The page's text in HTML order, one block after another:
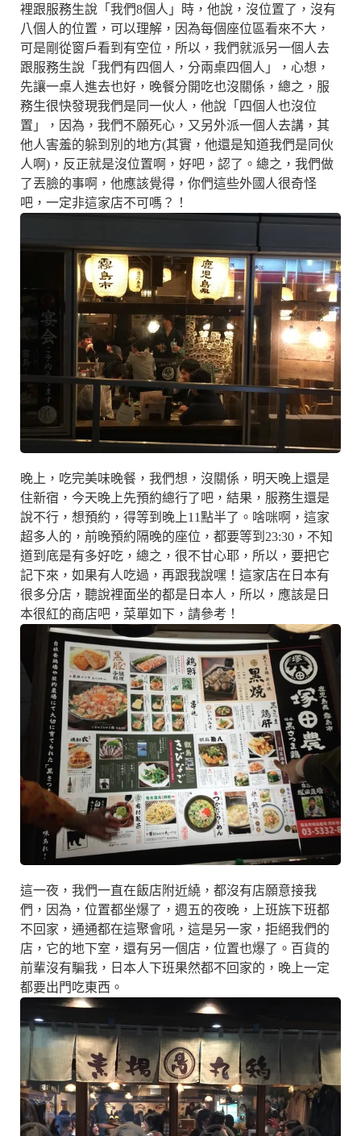
裡跟服務生說「我們8個人」時，他說，沒位置了，沒有
八個人的位置，可以理解，因為每個座位區看來不大，
可是剛從窗戶看到有空位，所以，我們就派另一個人去
跟服務生說「我們有四個人，分兩桌四個人」，心想，
先讓一桌人進去也好，晚餐分開吃也沒關係，總之，服
務生很快發現我們是同一伙人，他說「四個人也沒位
置」，因為，我們不願死心，又另外派一個人去講，其
他人害羞的躲到別的地方(其實，他還是知道我們是同伙
人啊)，反正就是沒位置啊，好吧，認了。總之，我們做
了丟臉的事啊，他應該覺得，你們這些外國人很奇怪
吧，一定非這家店不可嗎？！
晚上，吃完美味晚餐，我們想，沒關係，明天晚上還是
住新宿，今天晚上先預約總行了吧，結果，服務生還是
說不行，想預約，得等到晚上11點半了。啥咪啊，這家
超多人的，前晚預約隔晚的座位，都要等到23:30，不知
道到底是有多好吃，總之，很不甘心耶，所以，要把它
記下來，如果有人吃過，再跟我說嘿！這家店在日本有
很多分店，聽說裡面坐的都是日本人，所以，應該是日
本很紅的商店吧，菜單如下，請參考！
這一夜，我們一直在飯店附近繞，都沒有店願意接我
們，因為，位置都坐爆了，週五的夜晚，上班族下班都
不回家，通通都在這聚會吼，這是另一家，拒絕我們的
店，它的地下室，還有另一個店，位置也爆了。百貨的
前輩沒有騙我，日本人下班果然都不回家的，晚上一定
都要出門吃東西。